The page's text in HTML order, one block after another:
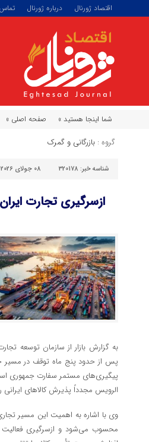
اقتصاد ژورنال درباره ژورنال
شما اینجا هستید » صفحه اصلی »
گروه : بازرگانی و گمرک
شناسه خبر: 320178 08 جولای 2026 - 16:09
ازسرگیری تجارت
به گزارش بازار از سازمان توسعه
پس از حدود پنج ماه توقف در مسیر
پیگیری‌های مستمر سفارت جمهوری
الرویس مجدداً پذیرش کالاهای ایرانی
وی با اشاره به اهمیت این مسیر
محسوب می‌شود و ازسرگیری